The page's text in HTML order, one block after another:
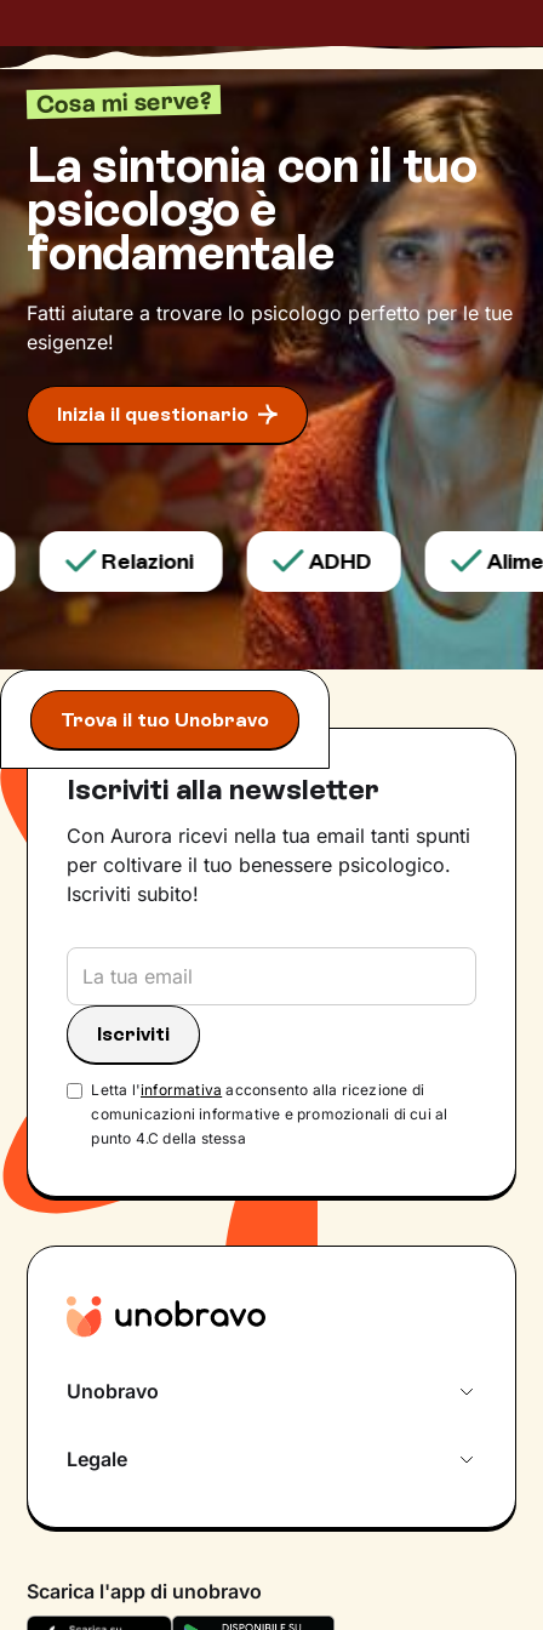
Cosa mi serve?
La sintonia con il tuo
psicologo è
fondamentale
Fatti aiutare a trovare lo psicologo perfetto per le tue
esigenze!
Inizia il questionario
Relazioni ADHD
Trova il tuo Unobravo
Iscriviti alla newsletter
Con Aurora ricevi nella tua email tanti spunti
per coltivare il tuo benessere psicologico.
Iscriviti subito!
Letta l'informativa acconsento alla ricezione di
comunicazioni informative e promozionali di cui al
punto 4.C della stessa
Unobravo
Psicologo in chat
Aiuto urgente
Legale
Termini e condizioni
Scarica l'app di unobravo